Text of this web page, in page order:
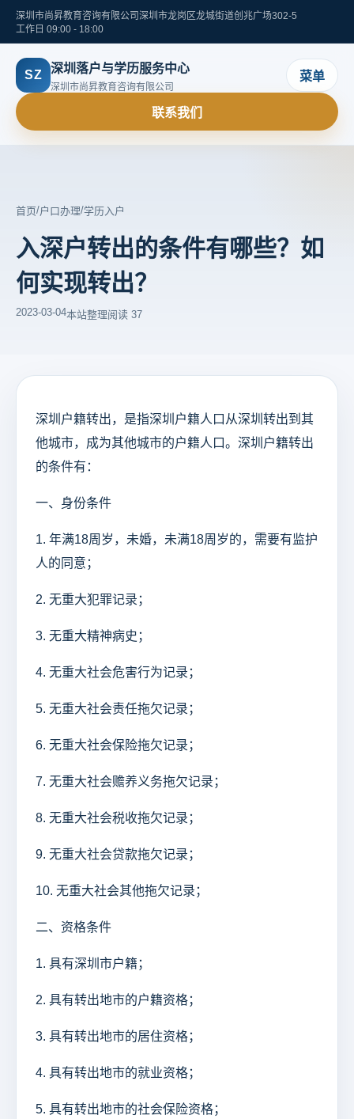
深圳市尚昇教育咨询有限公司 深圳市龙岗区龙城街道创兆广场302-5
工作日 09:00 - 18:00
SZ 深圳落户与学历服务中心
深圳市尚昇教育咨询有限公司
菜单
联系我们
首页/户口办理/学历入户
入深户转出的条件有哪些？如
何实现转出？
2023-03-04本站整理阅读 37
深圳户籍转出，是指深圳户籍人口从深圳转出到其
他城市，成为其他城市的户籍人口。深圳户籍转出
的条件有：
一、身份条件
1. 年满18周岁，未婚，未满18周岁的，需要有监护
人的同意；
2. 无重大犯罪记录；
3. 无重大精神病史；
4. 无重大社会危害行为记录；
5. 无重大社会责任拖欠记录；
6. 无重大社会保险拖欠记录；
7. 无重大社会赡养义务拖欠记录；
8. 无重大社会税收拖欠记录；
9. 无重大社会贷款拖欠记录；
10. 无重大社会其他拖欠记录；
二、资格条件
1. 具有深圳市户籍；
2. 具有转出地市的户籍资格；
3. 具有转出地市的居住资格；
4. 具有转出地市的就业资格；
5. 具有转出地市的社会保险资格；